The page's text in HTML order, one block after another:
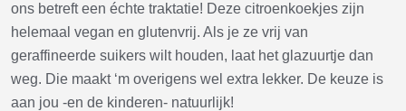
ons betreft een échte traktatie! Deze citroenkoekjes zijn
helemaal vegan en glutenvrij. Als je ze vrij van
geraffineerde suikers wilt houden, laat het glazuurtje dan
weg. Die maakt ‘m overigens wel extra lekker. De keuze is
aan jou -en de kinderen- natuurlijk!